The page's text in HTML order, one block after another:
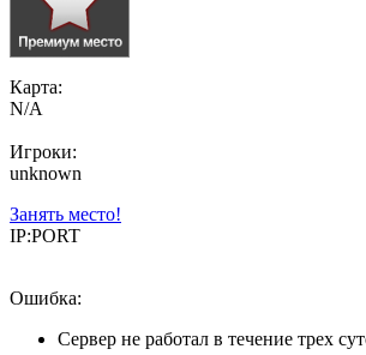
Карта:
N/A
Игроки:
unknown
Занять место!
IP:PORT
Ошибка:
Сервер не работал в течение трех